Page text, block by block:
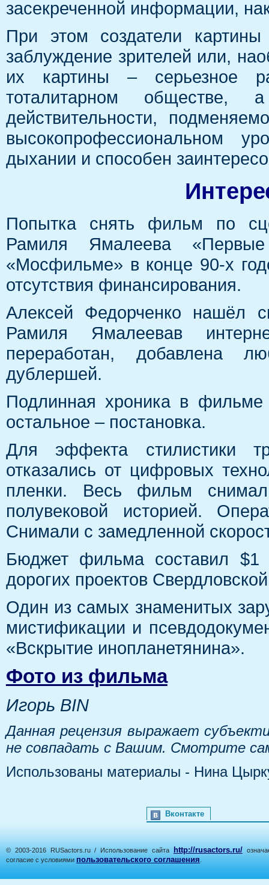
засекреченной информации,
При этом создатели
заблуждение зрителей или,
их картины – серьезное
тоталитарном
действительности,
высокопрофессиональном
дыхании и способен
Попытка снять фильм по
Рамиля Ямалеева
«Мосфильме» в конце 90-х
отсутствия финансирования.
Алексей Федорченко нашёл
Рамиля Ямалеевав
переработан, добавлена
дублершей.
Подлинная хроника в фильме
остальное – постановка.
Для эффекта стилистики
отказались от цифровых
пленки. Весь фильм
полувековой историей.
Снимали с замедленной
Бюджет фильма составил
дорогих проектов
Один из самых знаменитых
мистификации и
«Вскрытие инопланетянина».
Фото из фильма
Игорь BIN
Данная рецензия выражает
не совпадать с Вашим. Смотрите
Использованы материалы - Нина
Вконтакте
© 2003-2016 RUSactors.ru / Использование сайта http://rusactors.ru/
согласие с условиями пользовательского соглашения